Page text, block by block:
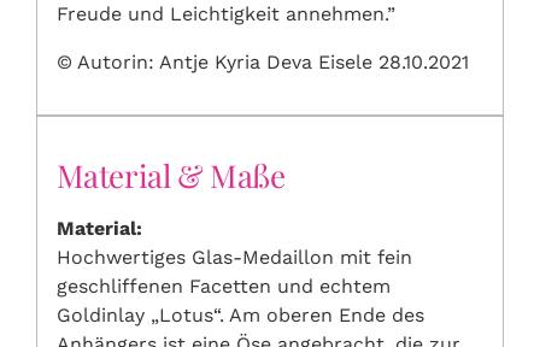
Freude und Leichtigkeit annehmen.”
© Autorin: Antje Kyria Deva Eisele 28.10.2021
Material & Maße
Material:
Hochwertiges Glas-Medaillon mit fein
geschliffenen Facetten und echtem
Goldinlay „Lotus“. Am oberen Ende des